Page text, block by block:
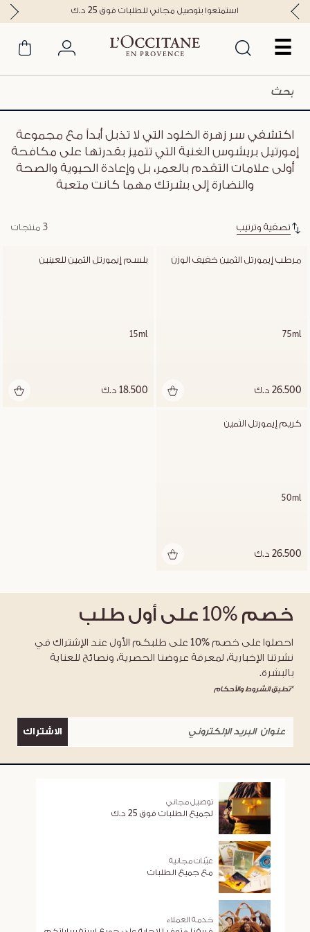
☰
استمتعوا بتوصيل مجاني للطلبات فوق 25 د.ك
اكتشفي سر زهرة الخلود التي لا تذبل أبداً مع مجموعة
إمورتيل بريشوس الغنية التي تتميز بقدرتها على مكافحة
أولى علامات التقدم بالعمر، بل وإعادة الحيوية والصحة
والنضارة إلى بشرتك مهما كانت متعبة
تصفية وترتيب 3 منتجات
مرطب إيمورتل الثمين خفيف الوزن
75ml
26.500 د.ك
بلسم إيمورتل الثمين للعينين
15ml
18.500 د.ك
كريم إيمورتل الثمين
50ml
26.500 د.ك
خصم %10 على أول طلب
احصلوا على خصم %10 على طلبكم الأول عند الإشتراك في
نشرتنا الإخبارية، لمعرفة عروضنا الحصرية، ونصائح للعناية
بالبشرة.
*تطبق الشروط والأحكام
الاشتراك
توصيل مجاني
لجميع الطلبات فوق 25 د.ك
عيّنات مجانية
مع جميع الطلبات
خدمة العملاء